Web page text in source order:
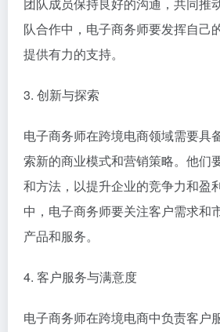
队合作中，电子商务师要发挥自己
提供有力的支持。
3. 创新与探索
电子商务师在跨境电商领域需要具
索新的商业模式和营销策略。他们
和方法，以提升企业的竞争力和盈
中，电子商务师要关注客户需求和
产品和服务。
4. 客户服务与满意度
电子商务师在跨境电商中负责客户